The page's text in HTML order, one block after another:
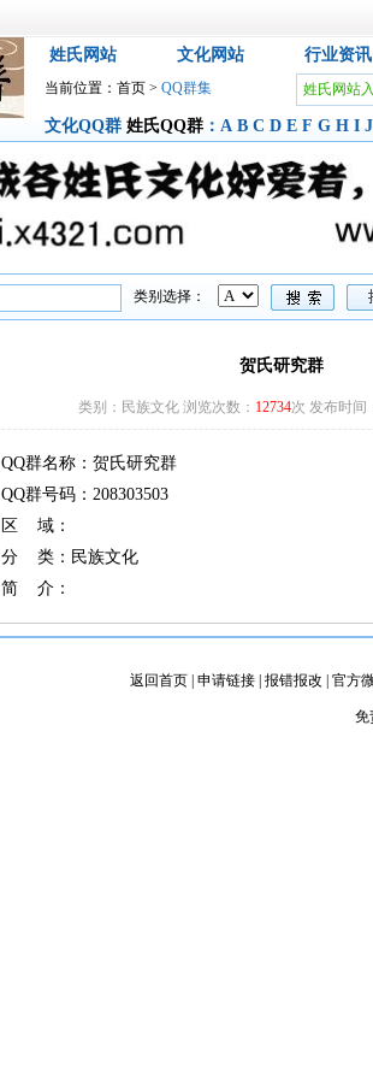
姓氏网站 文化网站 行业资讯
当前位置： 首页 > QQ群集 姓氏网站
文化QQ群 姓氏QQ群 ： A B C D E F G H I J
类别选择：
贺氏研究群
类别：民族文化 浏览次数： 12734次 发布时间
QQ群名称：贺氏研究群
QQ群号码：208303503
区 域：
分 类：民族文化
简 介：
返回首页| 申请链接| 报错报改 官方
免